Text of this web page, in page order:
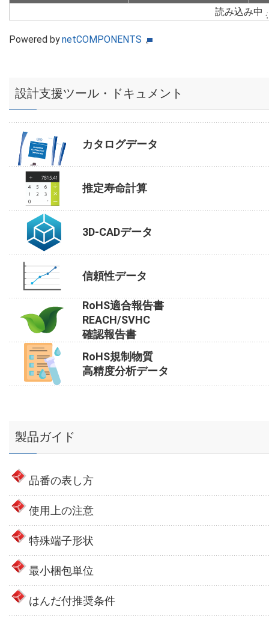
読み込み中
Powered bynetCOMPONENTS
設計支援ツール・ドキュメント
カタログデータ
推定寿命計算
3D-CADデータ
信頼性データ
RoHS適合報告書
REACH/SVHC
確認報告書
RoHS規制物質
高精度分析データ
製品ガイド
品番の表し方
使用上の注意
特殊端子形状
最小梱包単位
はんだ付推奨条件